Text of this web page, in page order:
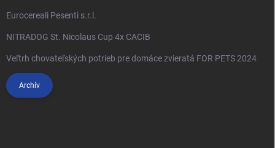
Eurocereali Pesenti s.r.l.
NITRADOG St. Nicolaus Cup 4x CACIB
Veľtrh chovateľských potrieb pre domáce zvieratá FOR PETS 2024
Archív